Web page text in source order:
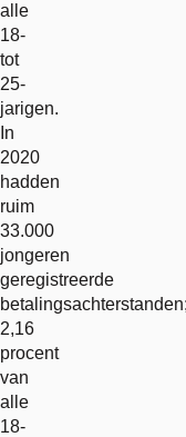
alle
18-
tot
25-
jarigen.
In
2020
hadden
ruim
33.000
jongeren
geregistreerde
betalingsachterstanden;
2,16
procent
van
alle
18-